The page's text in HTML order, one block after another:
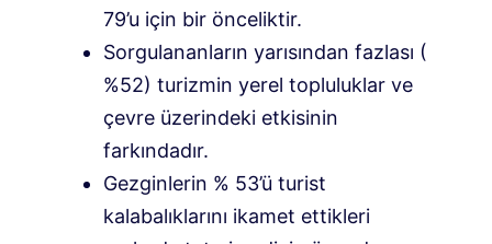
79’u için bir önceliktir.
Sorgulananların yarısından fazlası (
%52) turizmin yerel topluluklar ve
çevre üzerindeki etkisinin
farkındadır.
Gezginlerin % 53’ü turist
kalabalıklarını ikamet ettikleri